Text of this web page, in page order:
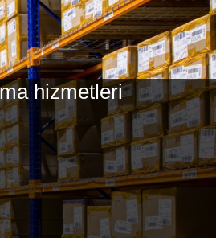
hizmetleri